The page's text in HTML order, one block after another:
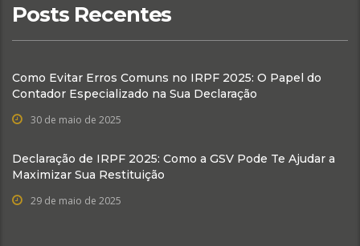
Posts Recentes
Como Evitar Erros Comuns no IRPF 2025: O Papel do
Contador Especializado na Sua Declaração
30 de maio de 2025
Declaração de IRPF 2025: Como a GSV Pode Te Ajudar a
Maximizar Sua Restituição
29 de maio de 2025